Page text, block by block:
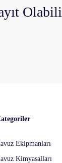
Ekipmanları
Kimyasalları